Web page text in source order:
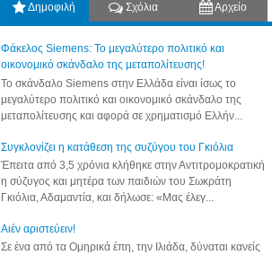
Δημοφιλή Σχόλια Αρχείο
Φάκελος Siemens: Το μεγαλύτερο πολιτικό και
οικονομικό σκάνδαλο της μεταπολίτευσης!
Το σκάνδαλο Siemens στην Ελλάδα είναι ίσως το
μεγαλύτερο πολιτικό και οικονομικό σκάνδαλο της
μεταπολίτευσης και αφορά σε χρηματισμό Ελλήν...
Συγκλονίζει η κατάθεση της συζύγου του Γκιόλια
Έπειτα από 3,5 χρόνια κλήθηκε στην Αντιτρομοκρατική
η σύζυγος και μητέρα των παιδιών του Σωκράτη
Γκιόλια, Αδαμαντία, και δήλωσε: «Μας έλεγ...
Aιέν αριστεύειν!
Σε ένα από τα Ομηρικά έπη, την Ιλιάδα, δύναται κανείς